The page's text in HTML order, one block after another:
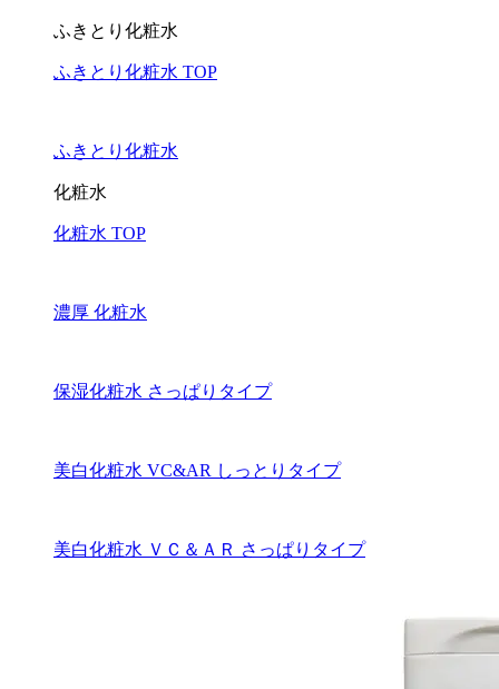
ふきとり化粧水
ふきとり化粧水 TOP
ふきとり化粧水
化粧水
化粧水 TOP
濃厚 化粧水
保湿化粧水 さっぱりタイプ
美白化粧水 VC&AR しっとりタイプ
美白化粧水 ＶＣ＆ＡＲ さっぱりタイプ